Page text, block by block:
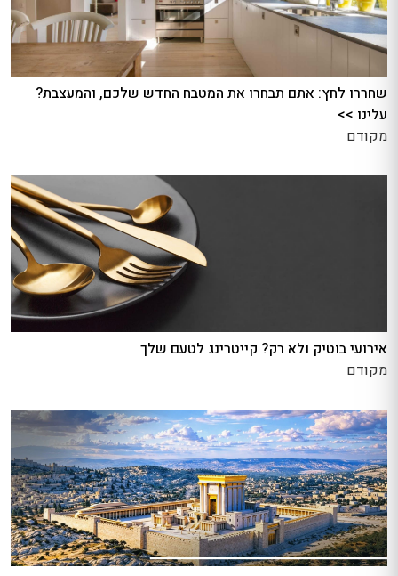
שחררו לחץ: אתם תבחרו את המטבח החדש שלכם, והמעצבת?
עלינו >>
מקודם
אירועי בוטיק ולא רק? קייטרינג לטעם שלך
מקודם